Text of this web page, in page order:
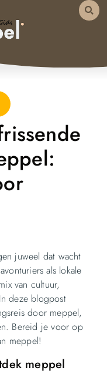
juweel dat wacht
als lokale
van cultuur,
deze blogpost
door meppel,
Bereid je voor op
meppel!
meppel